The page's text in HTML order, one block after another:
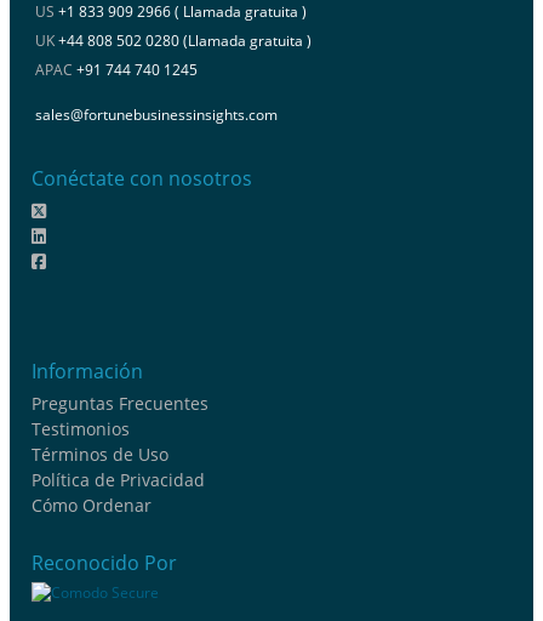
US +1 833 909 2966 ( Llamada gratuita )
UK+44 808 502 0280 (Llamada gratuita )
APAC +91 744 740 1245
sales@fortunebusinessinsights.com
Conéctate con nosotros
Información
Preguntas Frecuentes
Testimonios
Términos de Uso
Política de Privacidad
Cómo Ordenar
Reconocido Por